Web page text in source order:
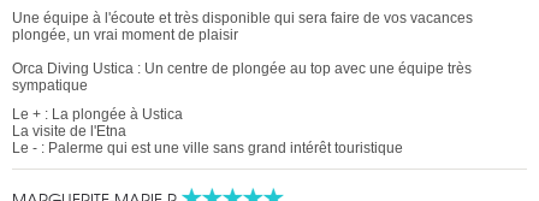
Une équipe à l'écoute et très disponible qui sera faire de vos vacances
plongée, un vrai moment de plaisir
Orca Diving Ustica : Un centre de plongée au top avec une équipe très
sympatique
Le + : La plongée à Ustica
La visite de l'Etna
Le - : Palerme qui est une ville sans grand intérêt touristique